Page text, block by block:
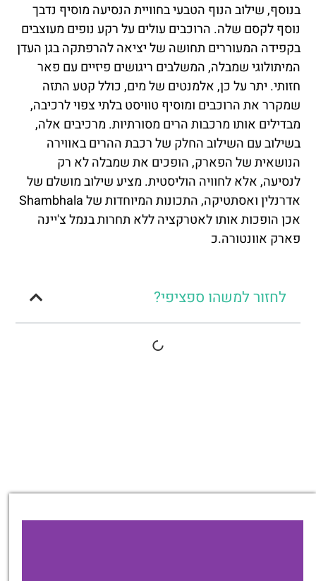
בנוסף, שילוב הנוף הטבעי בחוויית הנסיעה מוסיף נדבך
נוסף לקסם שלה. הרוכבים עולים על רקע נופים מעוצבים
בקפידה המעוררים תחושה של יציאה להרפתקה בגן העדן
המיתולוגי שמבלה, המשלבים ריגושים פיזיים עם פאר
חזותי. יתר על כן, אלמנטים של מים, כולל קטע התזה
שמקרר את הרוכבים ומוסיף טוויסט בלתי צפוי לרכיבה,
מבדילים אותו מרכבות הרים מסורתיות. מרכיבים אלה,
בשילוב עם השילוב החלק של רכבת ההרים באווירה
הנושאית של הפארק, הופכים את שמבלה לא רק
לנסיעה, אלא לחוויה הוליסטית. מציע שילוב מושלם של
אדרנלין ואסתטיקה, התכונות המיוחדות של Shambhala
אכן הופכות אותו לאטרקציה ללא תחרות בנמל צ'יינה
פארק אוונטורה.כ
לחזור למשהו ספציפי?